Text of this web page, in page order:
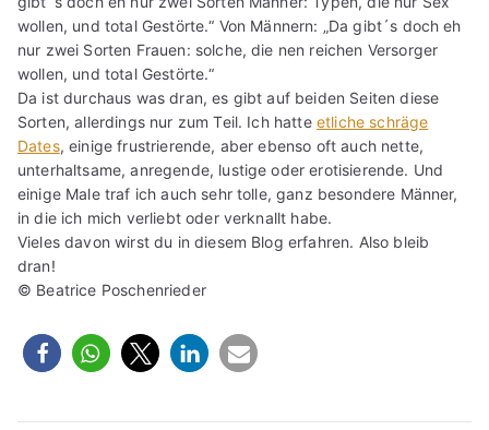
wollen, und total Gestörte.“ Von Männern: „Da gibt´s doch eh
nur zwei Sorten Frauen: solche, die nen reichen Versorger
wollen, und total Gestörte.“
Da ist durchaus was dran, es gibt auf beiden Seiten diese
Sorten, allerdings nur zum Teil. Ich hatte etliche schräge
Dates, einige frustrierende, aber ebenso oft auch nette,
unterhaltsame, anregende, lustige oder erotisierende. Und
einige Male traf ich auch sehr tolle, ganz besondere Männer,
in die ich mich verliebt oder verknallt habe.
Vieles davon wirst du in diesem Blog erfahren. Also bleib
dran!
© Beatrice Poschenrieder